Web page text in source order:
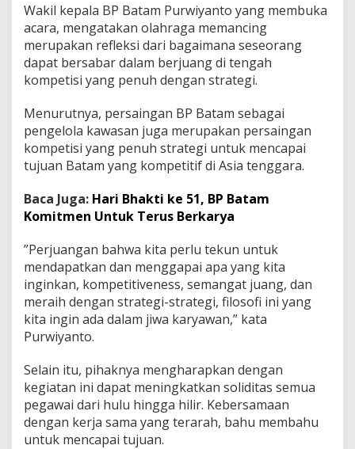
Wakil kepala BP Batam Purwiyanto yang membuka
acara, mengatakan olahraga memancing
merupakan refleksi dari bagaimana seseorang
dapat bersabar dalam berjuang di tengah
kompetisi yang penuh dengan strategi.
Menurutnya, persaingan BP Batam sebagai
pengelola kawasan juga merupakan persaingan
kompetisi yang penuh strategi untuk mencapai
tujuan Batam yang kompetitif di Asia tenggara.
Baca Juga: Hari Bhakti ke 51, BP Batam
Komitmen Untuk Terus Berkarya
”Perjuangan bahwa kita perlu tekun untuk
mendapatkan dan menggapai apa yang kita
inginkan, kompetitiveness, semangat juang, dan
meraih dengan strategi-strategi, filosofi ini yang
kita ingin ada dalam jiwa karyawan,” kata
Purwiyanto.
Selain itu, pihaknya mengharapkan dengan
kegiatan ini dapat meningkatkan soliditas semua
pegawai dari hulu hingga hilir. Kebersamaan
dengan kerja sama yang terarah, bahu membahu
untuk mencapai tujuan.